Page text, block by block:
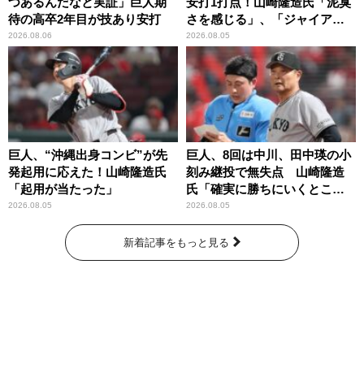
待の高卒2年目が技あり安打
2026.08.06
さを感じる」、「ジャイアン
ツには少ないタイプ」
2026.08.05
巨人、“沖縄出身コンビ”が先
発起用に応えた！山崎隆造氏
「起用が当たった」
2026.08.05
巨人、8回は中川、田中瑛の小
刻み継投で無失点 山崎隆造
氏「確実に勝ちにいくとこ
ろ」
2026.08.05
新着記事をもっと見る